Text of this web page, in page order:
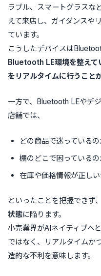
ラブル、スマートグラスな
えて来店し、ガイダンスや
ています。
こうしたデバイスは
Bluetooth LE環境を整えて
をリアルタイムに行うこと
一方で、Bluetooth LEやデ
店舗では、
どの商品で迷っている
棚のどこで困っている
在庫や価格情報が正し
といったことを把握できず、
状態に陥ります。
小売業界がAIネイティブへ
ではなく、リアルタイムか
造的な不利を意味します。